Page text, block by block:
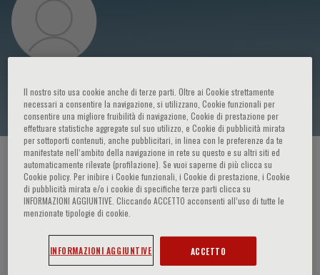
Shaun McCann
HOME PAGE / CURSOS Y EVENTOS / ORADOR
Shaun McCann
Il nostro sito usa cookie anche di terze parti. Oltre ai Cookie strettamente
necessari a consentire la navigazione, si utilizzano, Cookie funzionali per
consentire una migliore fruibilità di navigazione, Cookie di prestazione per
effettuare statistiche aggregate sul suo utilizzo, e Cookie di pubblicità mirata
per sottoporti contenuti, anche pubblicitari, in linea con le preferenze da te
manifestate nell‘ambito della navigazione in rete su questo e su altri siti ed
automaticamente rilevate (profilazione). Se vuoi saperne di più clicca su
Cookie policy. Per inibire i Cookie funzionali, i Cookie di prestazione, i Cookie
di pubblicità mirata e/o i cookie di specifiche terze parti clicca su
INFORMAZIONI AGGIUNTIVE. Cliccando ACCETTO acconsenti all’uso di tutte le
menzionate tipologie di cookie.
INFORMAZIONI AGGIUNTIVE ACCETTO